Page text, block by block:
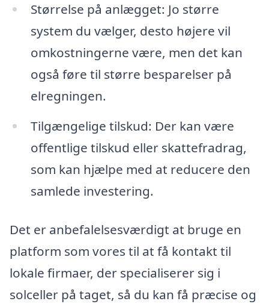
Størrelse på anlægget: Jo større
system du vælger, desto højere vil
omkostningerne være, men det kan
også føre til større besparelser på
elregningen.
Tilgængelige tilskud: Der kan være
offentlige tilskud eller skattefradrag,
som kan hjælpe med at reducere den
samlede investering.
Det er anbefalelsesværdigt at bruge en
platform som vores til at få kontakt til
lokale firmaer, der specialiserer sig i
solceller på taget, så du kan få præcise og